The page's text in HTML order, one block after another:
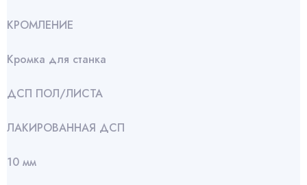
КРОМЛЕНИЕ
Кромка для станка
ДСП ПОЛ/ЛИСТА
ЛАКИРОВАННАЯ ДСП
10 мм